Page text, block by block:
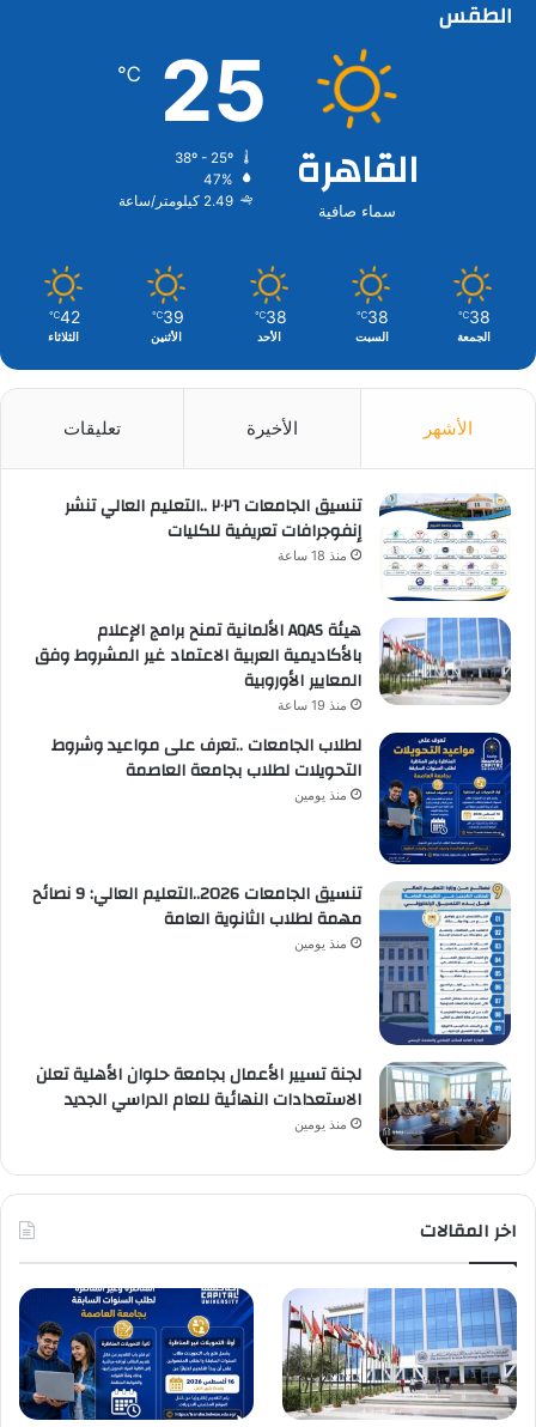
الطقس
القاهرة
سماء صافية
25
℃
47%
2.49 كيلومتر/ساعة
38
℃
الجمعة
38
℃
السبت
38
℃
الأحد
39
℃
الأثنين
42
℃
الثلاثاء
الأشهر الأخيرة تعليقات
تنسيق الجامعات ٢٠٢٦ ..التعليم العالي تنشر
إنفوجرافات تعريفية للكليات
منذ 18 ساعة
هيئة AQAS الألمانية تمنح برامج الإعلام
بالأكاديمية العربية الاعتماد غير المشروط وفق
المعايير الأوروبية
منذ 19 ساعة
لطلاب الجامعات ..تعرف على مواعيد وشروط
التحويلات لطلاب بجامعة العاصمة
منذ يومين
تنسيق الجامعات 2026..التعليم العالي: 9 نصائح
مهمة لطلاب الثانوية العامة
منذ يومين
لجنة تسيير الأعمال بجامعة حلوان الأهلية تعلن
الاستعدادات النهائية للعام الدراسي الجديد
منذ يومين
اخر المقالات